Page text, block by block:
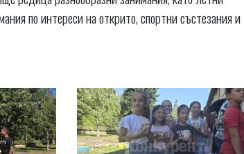
по интереси на открито, спортни състезания и